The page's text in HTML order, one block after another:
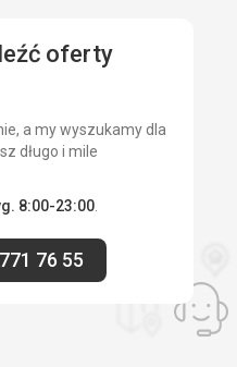
oferty
a my wyszukamy dla
długo i mile
8:00-23:00
76 55